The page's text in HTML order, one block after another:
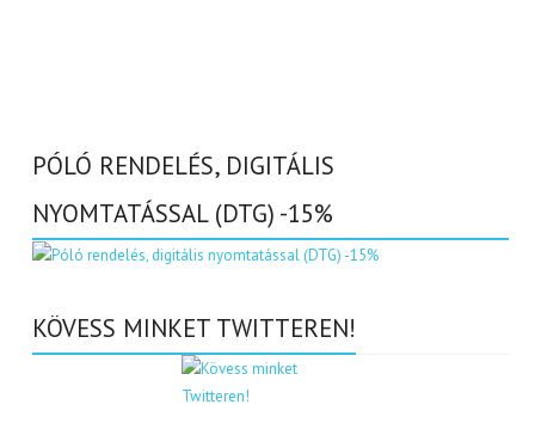
PÓLÓ RENDELÉS, DIGITÁLIS
NYOMTATÁSSAL (DTG) -15%
KÖVESS MINKET TWITTEREN!